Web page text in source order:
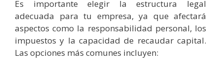
Es importante elegir la estructura legal
adecuada para tu empresa, ya que afectará
aspectos como la responsabilidad personal, los
impuestos y la capacidad de recaudar capital.
Las opciones más comunes incluyen: